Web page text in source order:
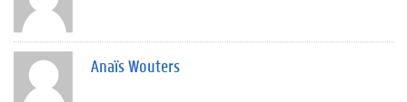
Anaïs Wouters